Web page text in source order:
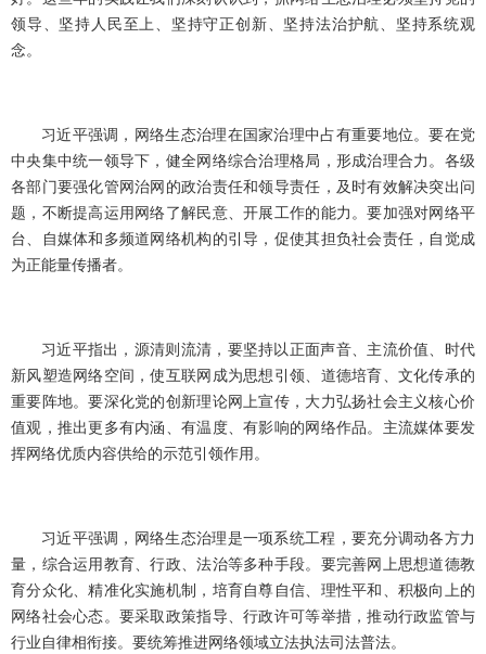
领导、坚持人民至上、坚持守正创新、坚持法治护航、坚持系统观
念。
习近平强调，网络生态治理在国家治理中占有重要地位。要在党
中央集中统一领导下，健全网络综合治理格局，形成治理合力。各级
各部门要强化管网治网的政治责任和领导责任，及时有效解决突出问
题，不断提高运用网络了解民意、开展工作的能力。要加强对网络平
台、自媒体和多频道网络机构的引导，促使其担负社会责任，自觉成
为正能量传播者。
习近平指出，源清则流清，要坚持以正面声音、主流价值、时代
新风塑造网络空间，使互联网成为思想引领、道德培育、文化传承的
重要阵地。要深化党的创新理论网上宣传，大力弘扬社会主义核心价
值观，推出更多有内涵、有温度、有影响的网络作品。主流媒体要发
挥网络优质内容供给的示范引领作用。
习近平强调，网络生态治理是一项系统工程，要充分调动各方力
量，综合运用教育、行政、法治等多种手段。要完善网上思想道德教
育分众化、精准化实施机制，培育自尊自信、理性平和、积极向上的
网络社会心态。要采取政策指导、行政许可等举措，推动行政监管与
行业自律相衔接。要统筹推进网络领域立法执法司法普法。